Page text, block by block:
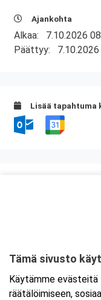
Ajankohta
Alkaa: 7.10.2026
Päättyy:
Lisää tapahtuma
Tarkempi kartta ja
Tämä sivusto
Käytämme evästeitä
räätälöimiseen,